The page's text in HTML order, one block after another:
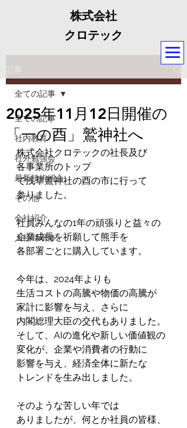
株式会社
クロテック
記事
全ての記事
社内教育
社外勉強会
最新技術紹介
その他
会社紹介
入社時研修
全ての記事
2025年11月12日開催の
「一の酉」鷲神社へ
株式会社クロテックの社長及び
各事業所のトップ
で浅草鷲神社の酉の市に行って
参りました。
社員みんなの1年の頑張りと益々の
企業成長を祈願して熊手を
各部署ごとに購入しています。
今年は、2024年よりも
生活コストの高騰や物価の高騰が
家計に影響を与え、さらに
内閣総理大臣の交代もありました。
そして、AIの進化や新しい価値観の
変化が、企業や消費者の行動に
影響を与え、経済全体に新たな
トレンドを生み出しました。
そのような苦しい年では
ありましたが、何とか社員の皆様、